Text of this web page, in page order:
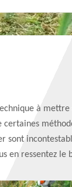
à mettre
sont
en ressentez le